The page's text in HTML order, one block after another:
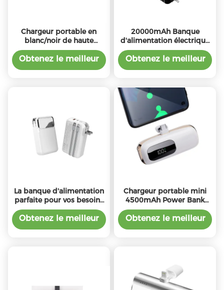
Chargeur portable en
blanc/noir de haute
qualité
Obtenez le meilleur
20000mAh Banque
d'alimentation électrique
à prise murale blanche
pour plusieurs appareils
Obtenez le meilleur
La banque d'alimentation
parfaite pour vos besoins
commerciaux 10000mAh
Obtenez le meilleur
Chargeur portable mini
4500mAh Power Bank
Paquet de batterie Pour
iPhone Samsung
Obtenez le meilleur